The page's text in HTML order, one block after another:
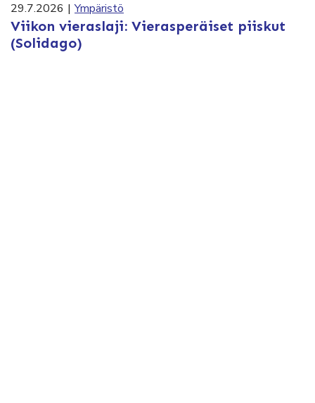
29.7.2026 | Ympäristö
Viikon vieraslaji: Vierasperäiset piiskut
(Solidago)